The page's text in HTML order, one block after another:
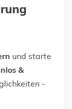
und starte
&
-